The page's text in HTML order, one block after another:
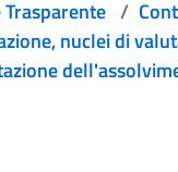
/
nuclei di